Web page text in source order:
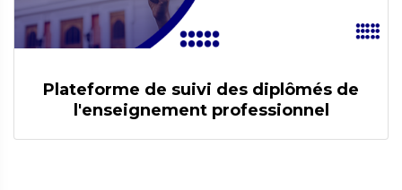
Plateforme de suivi des diplômés de
l'enseignement professionnel